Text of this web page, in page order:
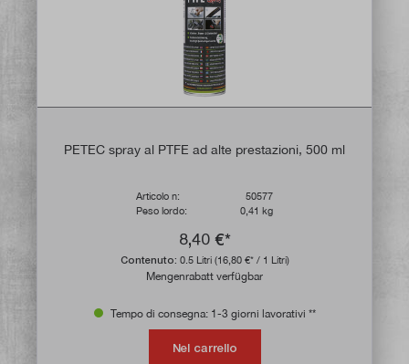
PETEC spray al PTFE ad alte prestazioni, 500 ml
Articolo n:
50577
Peso lordo:
0,41 kg
8,40 €*
Contenuto: 0.5 Litri (16,80 €* / 1 Litri)
Mengenrabatt verfügbar
Tempo di consegna: 1-3 giorni lavorativi **
Nel carrello